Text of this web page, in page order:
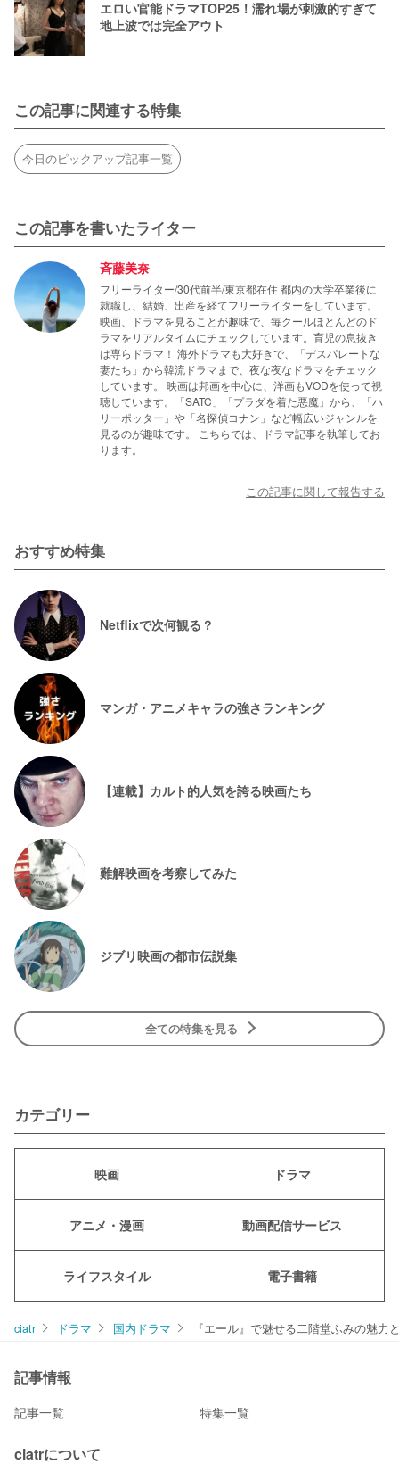
エロい官能ドラマTOP25！濡れ場が刺激的すぎて
地上波では完全アウト
この記事に関連する特集
今日のピックアップ記事一覧
この記事を書いたライター
斉藤美奈
フリーライター/30代前半/東京都在住 都内の大学卒業後に
就職し、結婚、出産を経てフリーライターをしています。
映画、ドラマを見ることが趣味で、毎クールほとんどのド
ラマをリアルタイムにチェックしています。育児の息抜き
は専らドラマ！ 海外ドラマも大好きで、「デスパレートな
妻たち」から韓流ドラマまで、夜な夜なドラマをチェック
しています。 映画は邦画を中心に、洋画もVODを使って視
聴しています。「SATC」「プラダを着た悪魔」から、「ハ
リーポッター」や「名探偵コナン」など幅広いジャンルを
見るのが趣味です。 こちらでは、ドラマ記事を執筆してお
ります。
この記事に関して報告する
おすすめ特集
Netflixで次何観る？
マンガ・アニメキャラの強さランキング
【連載】カルト的人気を誇る映画たち
難解映画を考察してみた
ジブリ映画の都市伝説集
全ての特集を見る
カテゴリー
映画 ドラマ
アニメ・漫画 動画配信サービス
ライフスタイル 電子書籍
ciatr ドラマ 国内ドラマ 『エール』で魅せる二階堂ふみの魅力
記事情報
記事一覧 特集一覧
ciatrについて